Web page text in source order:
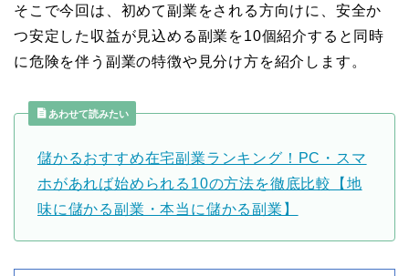
そこで今回は、初めて副業をされる方向けに、安全か
つ安定した収益が見込める副業を10個紹介すると同時
に危険を伴う副業の特徴や見分け方を紹介します。
あわせて読みたい
儲かるおすすめ在宅副業ランキング！PC・スマ
ホがあれば始められる10の方法を徹底比較【地
味に儲かる副業・本当に儲かる副業】